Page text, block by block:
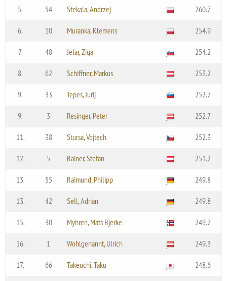
5. 54 Stekala, Andrzej 260.7
6. 10 Muranka, Klemens 254.9
7. 48 Jelar, Ziga 254.2
8. 62 Schiffner, Markus 253.2
9. 33 Tepes, Jurij 252.7
9. 3 Resinger, Peter 252.7
11. 38 Stursa, Vojtech 252.3
12. 5 Rainer, Stefan 251.2
13. 55 Raimund, Philipp 249.8
13. 42 Sell, Adrian 249.8
15. 30 Myhren, Mats Bjerke 249.7
16. 1 Wohlgenannt, Ulrich 249.3
17. 66 Takeuchi, Taku 248.6